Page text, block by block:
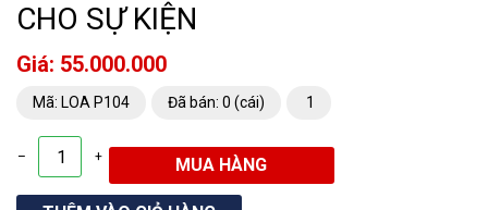
CHO SỰ KIỆN
Giá: 55.000.000
Mã: LOA P104 Đã bán: 0 (cái) 1
– +